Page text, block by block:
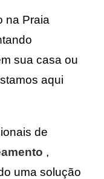
na Praia
sua casa ou
aqui
de
,
uma solução